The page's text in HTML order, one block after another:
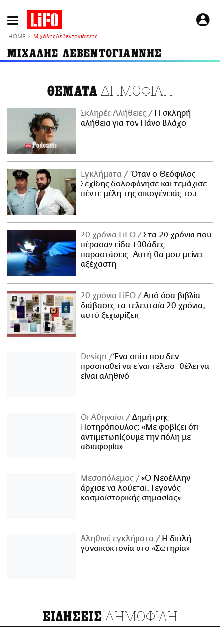
το
LIFO SHOP
NEWSLETTER
ΜΙΚΡΟΠΡΑΓΜΑΤΑ
THE GOOD LIFO
LIFOLAND
CITY GUIDE
ΑΜΠΑ
PRINT
ΕΙΔΗΣΕΙΣ
CULTURE
PODCASTS
Plus
HOME Μιχάλης Λεβεντογιάννης
ΜΙΧΑΛΗΣ ΛΕΒΕΝΤΟΓΙΑΝΝΗΣ
ΘΕΜΑΤΑ ΔΗΜΟΦΙΛΗ
Σκληρές Αλήθειες
H σκληρή
αλήθεια για τον Πάνο Βλάχο
Εγκλήματα
Όταν ο Θεόφιλος
Σεχίδης δολοφόνησε και τεμάχισε
πέντε μέλη της οικογένειάς του
20 χρόνια LiFO
Στα 20 χρόνια που
πέρασαν είδα 100άδες
παραστάσεις. Αυτή θα μου μείνει
αξέχαστη
20 χρόνια LiFO
Από όσα βιβλία
διάβασες τα τελευταία 20 χρόνια,
αυτό ξεχωρίζεις
Design
Ένα σπίτι που δεν
προσπαθεί να είναι τέλειο· θέλει να
είναι αληθινό
Οι Αθηναίοι
Δημήτρης
Ποτηρόπουλος: «Με φοβίζει ότι
αντιμετωπίζουμε την πόλη με
αδιαφορία»
Μεσοπόλεμος
«Ο Νεοέλλην
άρχισε να λούεται. Γεγονός
κοσμοϊστορικής σημασίας»
Αληθινά εγκλήματα
Η διπλή
γυναικοκτονία στο «Σωτηρία»
ΕΙΔΗΣΕΙΣ ΔΗΜΟΦΙΛΗ